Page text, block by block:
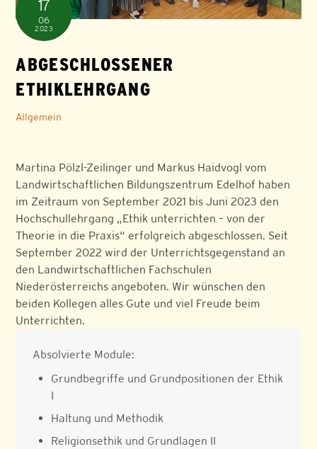
17
06
2023
ABGESCHLOSSENER
ETHIKLEHRGANG
Allgemein
Martina Pölzl-Zeilinger und Markus Haidvogl vom
Landwirtschaftlichen Bildungszentrum Edelhof haben
im Zeitraum von September 2021 bis Juni 2023 den
Hochschullehrgang „Ethik unterrichten – von der
Theorie in die Praxis“ erfolgreich abgeschlossen. Seit
September 2022 wird der Unterrichtsgegenstand an
den Landwirtschaftlichen Fachschulen
Niederösterreichs angeboten. Wir wünschen den
beiden Kollegen alles Gute und viel Freude beim
Unterrichten.
Absolvierte Module:
Grundbegriffe und Grundpositionen der Ethik
I
Haltung und Methodik
Religionsethik und Grundlagen II